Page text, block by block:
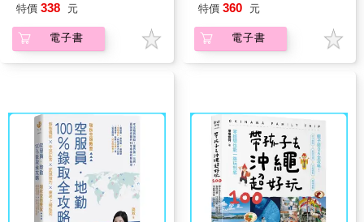
特價 338 元
電子書
特價 360 元
電子書